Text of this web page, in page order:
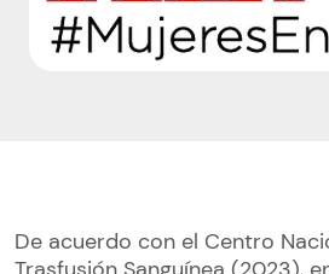
De acuerdo con el Centro